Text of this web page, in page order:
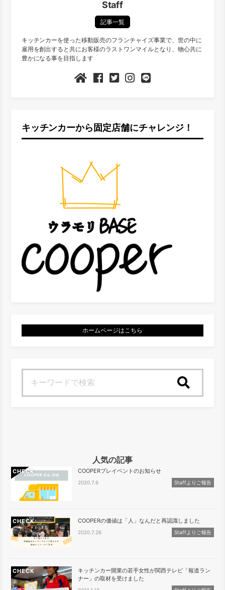
Staff
記事一覧
キッチンカーを使った移動販売のフランチャイズ事業で、世の中に
雇用を創出すると共にお客様のラストワンマイルとなり、物心共に
豊かになる事を目指します
キッチンカーから固定店舗にチャレンジ！
ホームページはこちら
人気の記事
CHECK COOPERプレイベントのお知らせ
2020.7.6 Staffよりご報告
CHECK COOPERの価値は「人」なんだと再認識しました
2020.7.26 Staffよりご報告
CHECK
キッチンカー開業の若手女性が関西テレビ「報道ラン
ナー」の取材を受けました